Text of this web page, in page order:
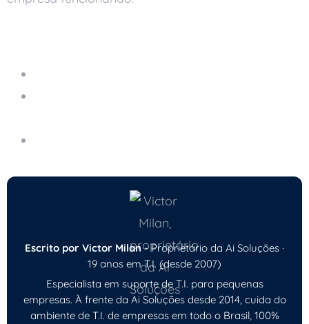
Escrito por Victor Milan- Proprietário da Ai Soluções ·
19 anos em T.I. (desde 2007)
Especialista em suporte de T.I. para pequenas
empresas. À frente da Ai Soluções desde 2014, cuida do
ambiente de T.I. de empresas em todo o Brasil, 100%